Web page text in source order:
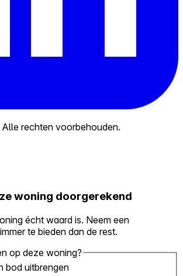
Alle rechten voorbehouden.
woning doorgerekend
écht waard is. Neem een
te bieden dan de rest.
op deze woning?
bod uitbrengen